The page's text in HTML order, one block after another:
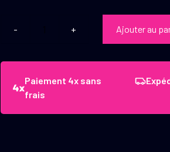
Kahles
cache
objectif
Ajouter au
Paiement 4x sans
frais